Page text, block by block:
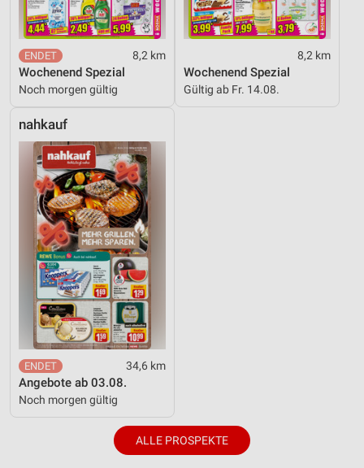
8,2 km
Wochenend Spezial
Noch morgen gültig
8,2 km
Wochenend Spezial
Gültig ab Fr. 14.08.
nahkauf
34,6 km
Angebote ab 03.08.
Noch morgen gültig
ALLE PROSPEKTE